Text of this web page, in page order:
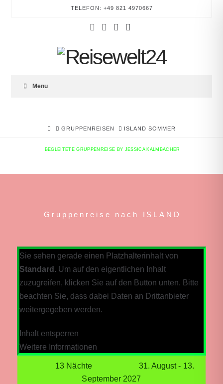
NEWSLETTER
Anmelden
TELEFON: +49 821 4970667
Menu
HOMEGRUPPENREISEN ISLAND SOMMER
BEGLEITETE GRUPPENREISE BY JESSICA KALMBACHER
Gruppenreise nach ISLAND
Sie sehen gerade einen Platzhalterinhalt von
Standard . Um auf den eigentlichen Inhalt
zuzugreifen, klicken Sie auf den Button unten. Bitte
beachten Sie, dass dabei Daten an Drittanbieter
weitergegeben werden.
Inhalt entsperren
Weitere Informationen
13 Nächte 31. August - 13.
September 2027